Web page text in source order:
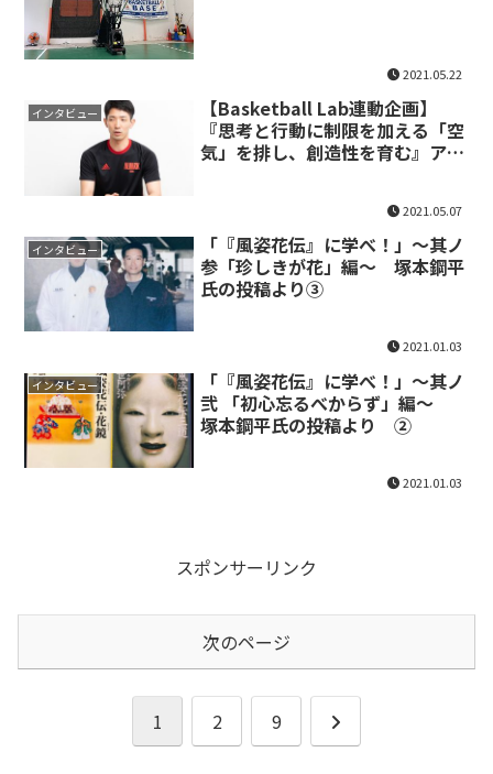
2021.05.22
インタビュー
【Basketball Lab連動企画】
『思考と行動に制限を加える「空
気」を排し、創造性を育む』アル
2021.05.07
インタビュー
「『風姿花伝』に学べ！」～其ノ
参「珍しきが花」編～ 塚本鋼平
氏の投稿より③
2021.01.03
インタビュー
「『風姿花伝』に学べ！」～其ノ
弐 「初心忘るべからず」編～
塚本鋼平氏の投稿より ②
2021.01.03
スポンサーリンク
次のページ
1 2 9
次